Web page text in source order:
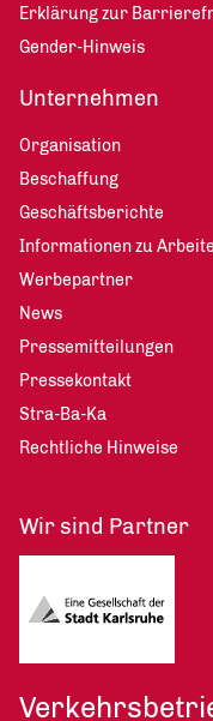
Erklärung zur
Gender-Hinweis
Unternehmen
Organisation
Beschaffung
Geschäftsberichte
Informationen zu
Werbepartner
News
Pressemitteilungen
Pressekontakt
Stra-Ba-Ka
Rechtliche Hinweise
Wir sind Partner